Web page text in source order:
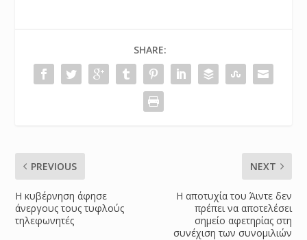
SHARE:
PREVIOUS
Η κυβέρνηση άφησε
άνεργους τους τυφλούς
τηλεφωνητές
NEXT
Η αποτυχία του Άιντε δεν
πρέπει να αποτελέσει
σημείο αφετηρίας στη
συνέχιση των συνομιλιών